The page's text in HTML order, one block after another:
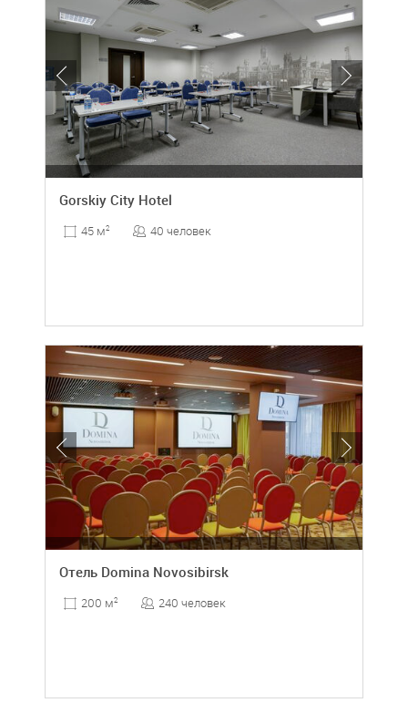
Gorskiy City Hotel
45 м2 40 человек
Отель Domina Novosibirsk
200 м2 240 человек